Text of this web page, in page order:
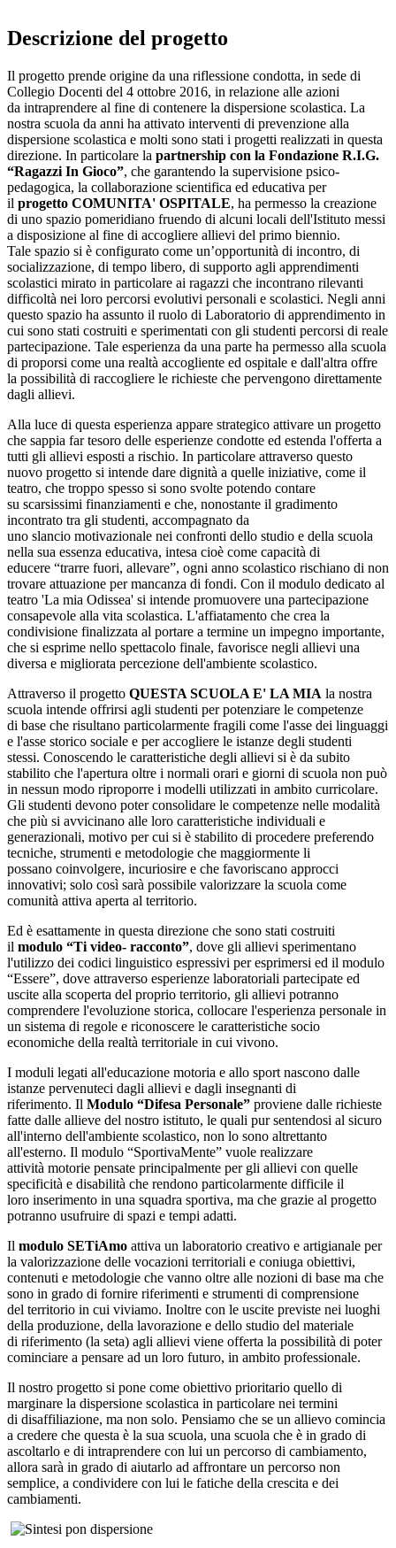
Descrizione del progetto
Il progetto prende origine da una riflessione condotta, in sede di
Collegio Docenti del 4 ottobre 2016, in relazione alle azioni
da intraprendere al fine di contenere la dispersione scolastica. La
nostra scuola da anni ha attivato interventi di prevenzione alla
dispersione scolastica e molti sono stati i progetti realizzati in questa
direzione. In particolare la partnership con la Fondazione R.I.G.
“Ragazzi In Gioco”, che garantendo la supervisione psico-
pedagogica, la collaborazione scientifica ed educativa per
il progetto COMUNITA' OSPITALE, ha permesso la creazione
di uno spazio pomeridiano fruendo di alcuni locali dell'Istituto messi
a disposizione al fine di accogliere allievi del primo biennio.
Tale spazio si è configurato come un’opportunità di incontro, di
socializzazione, di tempo libero, di supporto agli apprendimenti
scolastici mirato in particolare ai ragazzi che incontrano rilevanti
difficoltà nei loro percorsi evolutivi personali e scolastici. Negli anni
questo spazio ha assunto il ruolo di Laboratorio di apprendimento in
cui sono stati costruiti e sperimentati con gli studenti percorsi di reale
partecipazione. Tale esperienza da una parte ha permesso alla scuola
di proporsi come una realtà accogliente ed ospitale e dall'altra offre
la possibilità di raccogliere le richieste che pervengono direttamente
dagli allievi.
Alla luce di questa esperienza appare strategico attivare un progetto
che sappia far tesoro delle esperienze condotte ed estenda l'offerta a
tutti gli allievi esposti a rischio. In particolare attraverso questo
nuovo progetto si intende dare dignità a quelle iniziative, come il
teatro, che troppo spesso si sono svolte potendo contare
su scarsissimi finanziamenti e che, nonostante il gradimento
incontrato tra gli studenti, accompagnato da
uno slancio motivazionale nei confronti dello studio e della scuola
nella sua essenza educativa, intesa cioè come capacità di
educere “trarre fuori, allevare”, ogni anno scolastico rischiano di non
trovare attuazione per mancanza di fondi. Con il modulo dedicato al
teatro 'La mia Odissea' si intende promuovere una partecipazione
consapevole alla vita scolastica. L'affiatamento che crea la
condivisione finalizzata al portare a termine un impegno importante,
che si esprime nello spettacolo finale, favorisce negli allievi una
diversa e migliorata percezione dell'ambiente scolastico.
Attraverso il progetto QUESTA SCUOLA E' LA MIA la nostra
scuola intende offrirsi agli studenti per potenziare le competenze
di base che risultano particolarmente fragili come l'asse dei linguaggi
e l'asse storico sociale e per accogliere le istanze degli studenti
stessi. Conoscendo le caratteristiche degli allievi si è da subito
stabilito che l'apertura oltre i normali orari e giorni di scuola non può
in nessun modo riproporre i modelli utilizzati in ambito curricolare.
Gli studenti devono poter consolidare le competenze nelle modalità
che più si avvicinano alle loro caratteristiche individuali e
generazionali, motivo per cui si è stabilito di procedere preferendo
tecniche, strumenti e metodologie che maggiormente li
possano coinvolgere, incuriosire e che favoriscano approcci
innovativi; solo così sarà possibile valorizzare la scuola come
comunità attiva aperta al territorio.
Ed è esattamente in questa direzione che sono stati costruiti
il modulo “Ti video- racconto”, dove gli allievi sperimentano
l'utilizzo dei codici linguistico espressivi per esprimersi ed il modulo
“Essere”, dove attraverso esperienze laboratoriali partecipate ed
uscite alla scoperta del proprio territorio, gli allievi potranno
comprendere l'evoluzione storica, collocare l'esperienza personale in
un sistema di regole e riconoscere le caratteristiche socio
economiche della realtà territoriale in cui vivono.
I moduli legati all'educazione motoria e allo sport nascono dalle
istanze pervenuteci dagli allievi e dagli insegnanti di
riferimento. Il Modulo “Difesa Personale” proviene dalle richieste
fatte dalle allieve del nostro istituto, le quali pur sentendosi al sicuro
all'interno dell'ambiente scolastico, non lo sono altrettanto
all'esterno. Il modulo “SportivaMente” vuole realizzare
attività motorie pensate principalmente per gli allievi con quelle
specificità e disabilità che rendono particolarmente difficile il
loro inserimento in una squadra sportiva, ma che grazie al progetto
potranno usufruire di spazi e tempi adatti.
Il modulo SETiAmo attiva un laboratorio creativo e artigianale per
la valorizzazione delle vocazioni territoriali e coniuga obiettivi,
contenuti e metodologie che vanno oltre alle nozioni di base ma che
sono in grado di fornire riferimenti e strumenti di comprensione
del territorio in cui viviamo. Inoltre con le uscite previste nei luoghi
della produzione, della lavorazione e dello studio del materiale
di riferimento (la seta) agli allievi viene offerta la possibilità di poter
cominciare a pensare ad un loro futuro, in ambito professionale.
Il nostro progetto si pone come obiettivo prioritario quello di
marginare la dispersione scolastica in particolare nei termini
di disaffiliazione, ma non solo. Pensiamo che se un allievo comincia
a credere che questa è la sua scuola, una scuola che è in grado di
ascoltarlo e di intraprendere con lui un percorso di cambiamento,
allora sarà in grado di aiutarlo ad affrontare un percorso non
semplice, a condividere con lui le fatiche della crescita e dei
cambiamenti.